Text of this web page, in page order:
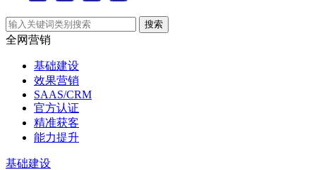
全网营销
基础建设
效果营销
SAAS/CRM
官方认证
精准获客
能力提升
基础建设